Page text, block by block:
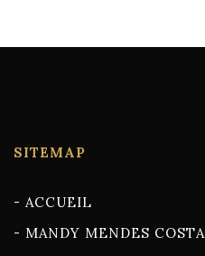
SITEMAP
- ACCUEIL
- MANDY MENDES COSTA